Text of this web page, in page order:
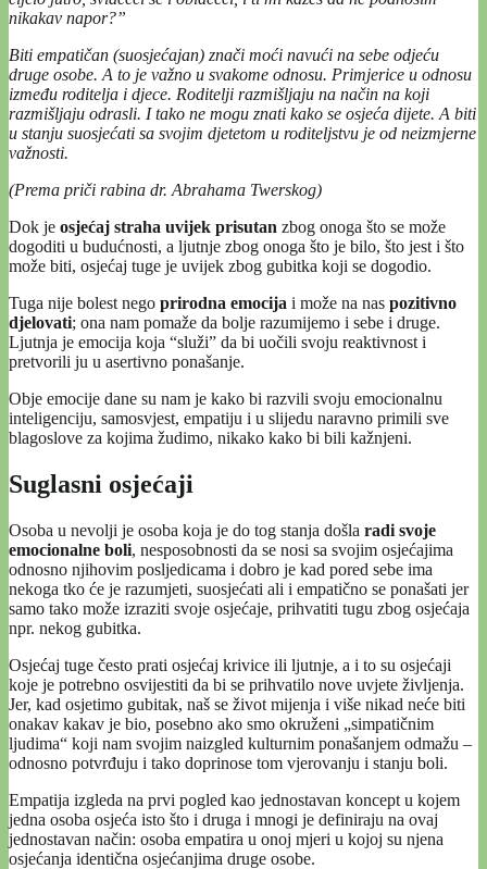
nikakav napor?”
Biti empatičan (suosjećajan) znači moći navući na sebe odjeću
druge osobe. A to je važno u svakome odnosu. Primjerice u odnosu
između roditelja i djece. Roditelji razmišljaju na način na koji
razmišljaju odrasli. I tako ne mogu znati kako se osjeća dijete. A biti
u stanju suosjećati sa svojim djetetom u roditeljstvu je od neizmjerne
važnosti.
(Prema priči rabina dr. Abrahama Twerskog)
Dok je osjećaj straha uvijek prisutan zbog onoga što se može
dogoditi u budućnosti, a ljutnje zbog onoga što je bilo, što jest i što
može biti, osjećaj tuge je uvijek zbog gubitka koji se dogodio.
Tuga nije bolest nego prirodna emocija i može na nas pozitivno
djelovati; ona nam pomaže da bolje razumijemo i sebe i druge.
Ljutnja je emocija koja “služi” da bi uočili svoju reaktivnost i
pretvorili ju u asertivno ponašanje.
Obje emocije dane su nam je kako bi razvili svoju emocionalnu
inteligenciju, samosvjest, empatiju i u slijedu naravno primili sve
blagoslove za kojima žudimo, nikako kako bi bili kažnjeni.
Suglasni osjećaji
Osoba u nevolji je osoba koja je do tog stanja došla radi svoje
emocionalne boli, nesposobnosti da se nosi sa svojim osjećajima
odnosno njihovim posljedicama i dobro je kad pored sebe ima
nekoga tko će je razumjeti, suosjećati ali i empatično se ponašati jer
samo tako može izraziti svoje osjećaje, prihvatiti tugu zbog osjećaja
npr. nekog gubitka.
Osjećaj tuge često prati osjećaj krivice ili ljutnje, a i to su osjećaji
koje je potrebno osvijestiti da bi se prihvatilo nove uvjete življenja.
Jer, kad osjetimo gubitak, naš se život mijenja i više nikad neće biti
onakav kakav je bio, posebno ako smo okruženi „simpatičnim
ljudima“ koji nam svojim naizgled kulturnim ponašanjem odmažu –
odnosno potvrđuju i tako doprinose tom vjerovanju i stanju boli.
Empatija izgleda na prvi pogled kao jednostavan koncept u kojem
jedna osoba osjeća isto što i druga i mnogi je definiraju na ovaj
jednostavan način: osoba empatira u onoj mjeri u kojoj su njena
osjećanja identična osjećanjima druge osobe.